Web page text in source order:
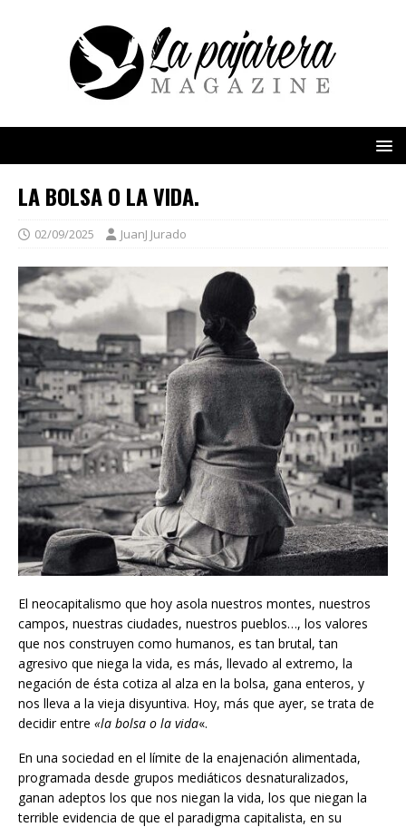
LA BOLSA O LA VIDA.
02/09/2025 JuanJ Jurado
El neocapitalismo que hoy asola nuestros montes, nuestros
campos, nuestras ciudades, nuestros pueblos…, los valores
que nos construyen como humanos, es tan brutal, tan
agresivo que niega la vida, es más, llevado al extremo, la
negación de ésta cotiza al alza en la bolsa, gana enteros, y
nos lleva a la vieja disyuntiva. Hoy, más que ayer, se trata de
decidir entre «la bolsa o la vida«.
En una sociedad en el límite de la enajenación alimentada,
programada desde grupos mediáticos desnaturalizados,
ganan adeptos los que nos niegan la vida, los que niegan la
terrible evidencia de que el paradigma capitalista, en su